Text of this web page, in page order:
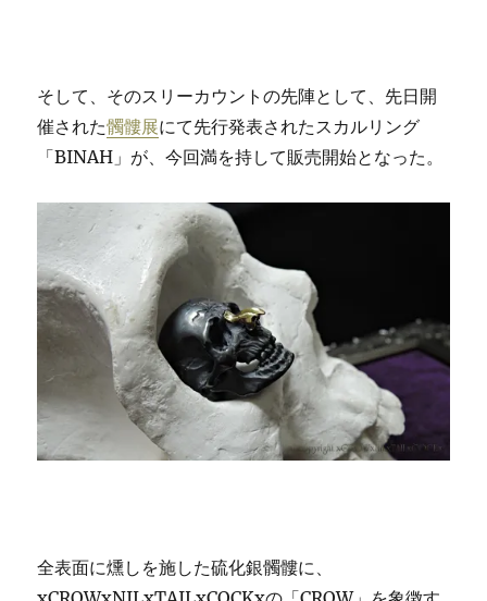
そして、そのスリーカウントの先陣として、先日開
催された髑髏展にて先行発表されたスカルリング
「BINAH」が、今回満を持して販売開始となった。
全表面に燻しを施した硫化銀髑髏に、